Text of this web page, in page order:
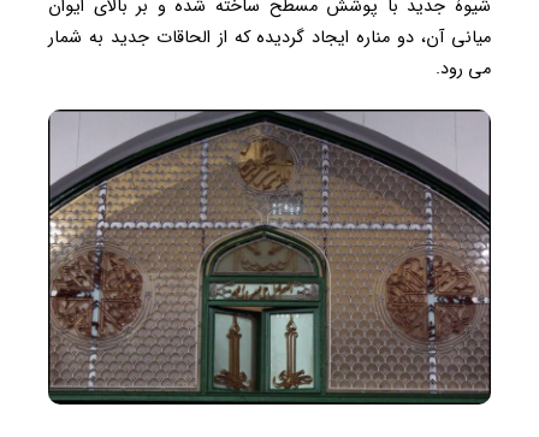
شیوۀ جدید با پوشش مسطح ساخته شده و بر بالای ایوان
میانی آن، دو مناره ایجاد گردیده که از الحاقات جدید به شمار
می رود.